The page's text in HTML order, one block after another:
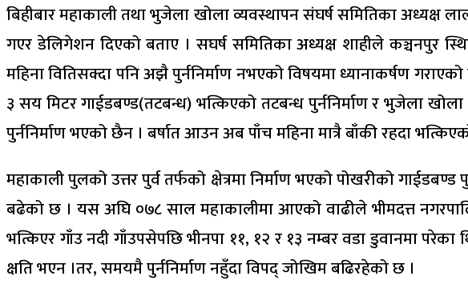
बिहीबार महाकाली तथा भुजेला खोला व्यवस्थापन संघर्ष समितिका अध्यक्ष
गएर डेलिगेशन दिएको बताए । सघर्ष समितिका अध्यक्ष शाहीले कञ्चनपुर
महिना वितिसक्दा पनि अझै पुर्ननिर्माण नभएको विषयमा ध्यानाकर्षण
३ सय मिटर गाईडबण्ड(तटबन्ध) भत्किएको तटबन्ध पुर्ननिर्माण र भुजेला
पुर्ननिर्माण भएको छैन । बर्षात आउन अब पाँच महिना मात्रै बाँकी रहदा
महाकाली पुलको उत्तर पुर्व तर्फको क्षेत्रमा निर्माण भएको पोखरीको
बढेको छ । यस अघि ०७८ साल महाकालीमा आएको वाढीले भीमदत्त
भत्किएर गाँउ नदी गाँउपसेपछि भीनपा ११, १२ र १३ नम्बर वडा डुवानमा
क्षति भएन ।तर, समयमै पुर्ननिर्माण नहुँदा विपद् जोखिम बढिरहेको छ ।